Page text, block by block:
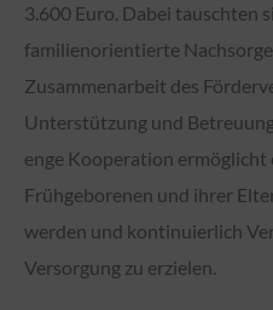
3.600 Euro. Dabei tauschten
familienorientierte
Zusammenarbeit des
Unterstützung und
enge Kooperation ermöglicht
Frühgeborenen und ihrer
werden und kontinuierlich
Versorgung zu erzielen.